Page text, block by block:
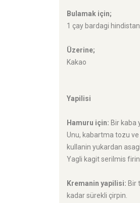
Bulamak için;
1 çay bardagi
Üzerine;
Kakao
Yapilisi
Hamuru için: Bir kaba
Unu, kabartma tozu
kullanin yukardan
Yagli kagit serilmis
Kremanin yapilisi: Bir
kadar sürekli çirpin.